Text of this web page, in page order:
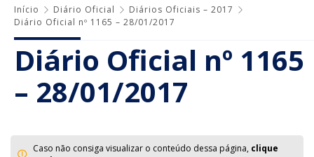
Início Diário Oficial
Diários Oficiais – 2017
Diário Oficial nº 1165 – 28/01/2017
Diário Oficial nº 1165
– 28/01/2017
Caso não consiga visualizar o conteúdo dessa página, clique